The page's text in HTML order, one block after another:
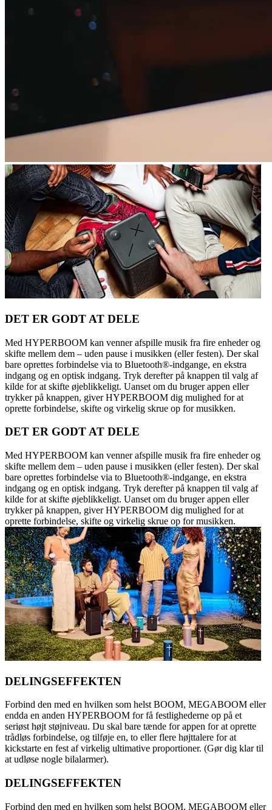
DET ER GODT AT DELE
Med HYPERBOOM kan venner afspille musik fra fire enheder og
skifte mellem dem – uden pause i musikken (eller festen). Der skal
bare oprettes forbindelse via to Bluetooth®-indgange, en ekstra
indgang og en optisk indgang. Tryk derefter på knappen til valg af
kilde for at skifte øjeblikkeligt. Uanset om du bruger appen eller
trykker på knappen, giver HYPERBOOM dig mulighed for at
oprette forbindelse, skifte og virkelig skrue op for musikken.
DET ER GODT AT DELE
Med HYPERBOOM kan venner afspille musik fra fire enheder og
skifte mellem dem – uden pause i musikken (eller festen). Der skal
bare oprettes forbindelse via to Bluetooth®-indgange, en ekstra
indgang og en optisk indgang. Tryk derefter på knappen til valg af
kilde for at skifte øjeblikkeligt. Uanset om du bruger appen eller
trykker på knappen, giver HYPERBOOM dig mulighed for at
oprette forbindelse, skifte og virkelig skrue op for musikken.
DELINGSEFFEKTEN
Forbind den med en hvilken som helst BOOM, MEGABOOM eller
endda en anden HYPERBOOM for få festlighederne op på et
seriøst højt støjniveau. Du skal bare tænde for appen for at oprette
trådløs forbindelse, og tilføje en, to eller flere højttalere for at
kickstarte en fest af virkelig ultimative proportioner. (Gør dig klar til
at udløse nogle bilalarmer).
DELINGSEFFEKTEN
Forbind den med en hvilken som helst BOOM, MEGABOOM eller